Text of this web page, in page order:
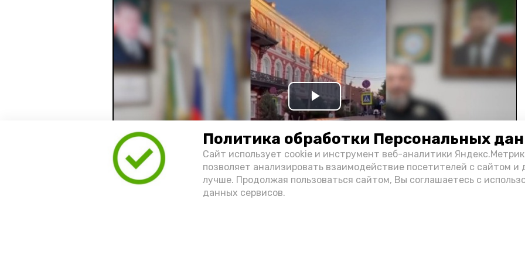
Политика обработки Персональных
Сайт использует cookie и инструмент веб-аналитики
позволяет анализировать взаимодействие посетителей с сайтом и
лучше. Продолжая пользоваться сайтом, Вы соглашаетесь с
данных сервисов.
Play
Video